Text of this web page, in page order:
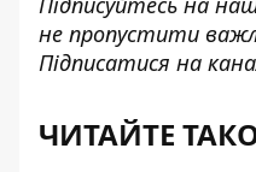
не пропустити
Підписатися на
ЧИТАЙТЕ